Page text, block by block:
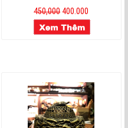
450,000 400.000